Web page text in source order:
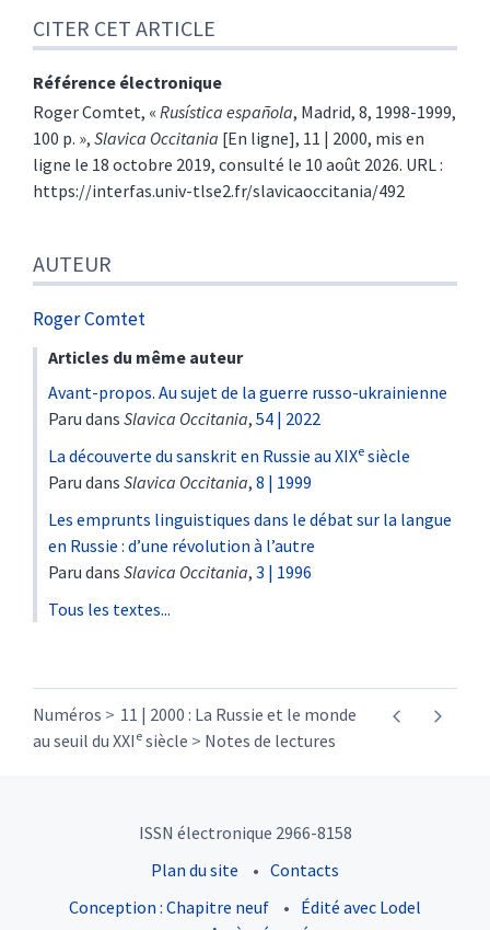
CITER CET ARTICLE
Référence électronique
RogerComtet, « Rusística española, Madrid, 8, 1998-1999,
100 p. », Slavica Occitania [En ligne], 11 | 2000, mis en
ligne le 18 octobre 2019, consulté le 10 août 2026. URL :
https://interfas.univ-tlse2.fr/slavicaoccitania/492
AUTEUR
RogerComtet
Articles du même auteur
Avant-propos. Au sujet de la guerre russo-ukrainienne
Paru dans Slavica Occitania, 54 | 2022
La découverte du sanskrit en Russie au XIXe siècle
Paru dans Slavica Occitania, 8 | 1999
Les emprunts linguistiques dans le débat sur la langue
en Russie : d’une révolution à l’autre
Paru dans Slavica Occitania, 3 | 1996
Tous les textes...
Numéros
11 | 2000 : La Russie et le monde
au seuil du XXI e siècle Notes de lectures
ISSN électronique 2966-8158
Plan du site
Contacts
Conception : Chapitre neuf
Édité avec Lodel